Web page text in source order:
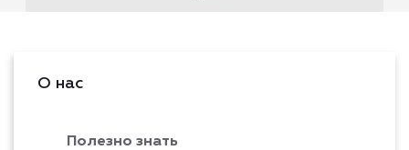
О нас
Полезно знать